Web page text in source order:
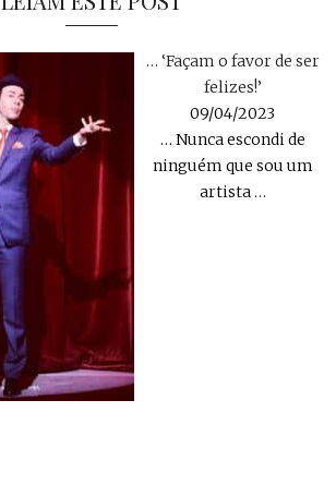
… ‘Façam o favor de ser
felizes!’
09/04/2023
… Nunca escondi de
ninguém que sou um
artista…